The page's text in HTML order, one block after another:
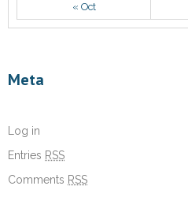
« Oct
Meta
Log in
Entries RSS
Comments RSS